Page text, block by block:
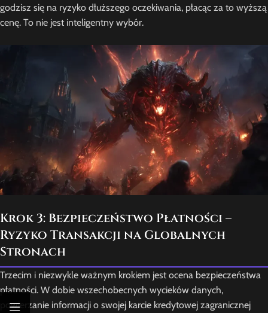
godzisz się na ryzyko dłuższego oczekiwania, płacąc za to wyższą
cenę. To nie jest inteligentny wybór.
Krok 3: Bezpieczeństwo Płatności –
Ryzyko Transakcji na Globalnych
Stronach
Trzecim i niezwykle ważnym krokiem jest ocena bezpieczeństwa
płatności. W dobie wszechobecnych wycieków danych,
powierzanie informacji o swojej karcie kredytowej zagranicznej